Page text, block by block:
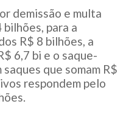
demissão e multa
para a
R$ 8 bilhões, a
6,7 bi e o saque-
que somam R$
respondem pelo